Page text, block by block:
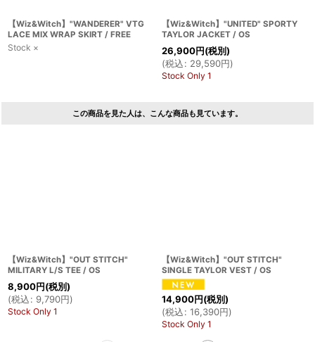
【Wiz&Witch】"WANDERER" VTG
LACE MIX WRAP SKIRT / FREE
Stock ×
【Wiz&Witch】"UNITED" SPORTY
TAYLOR JACKET / OS
26,900円(税別)
(税込: 29,590円)
Stock Only 1
この商品を見た人は、こんな商品も見ています。
【Wiz&Witch】"OUT STITCH"
MILITARY L/S TEE / OS
8,900円(税別)
(税込: 9,790円)
Stock Only 1
【Wiz&Witch】"OUT STITCH"
SINGLE TAYLOR VEST / OS
14,900円(税別)
(税込: 16,390円)
Stock Only 1